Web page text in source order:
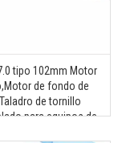
tipo 102mm Motor
de fondo de
de tornillo
para equipos de